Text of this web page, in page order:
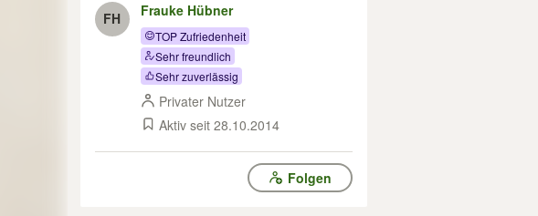
FH Frauke Hübner
TOP Zufriedenheit
Sehr freundlich
Sehr zuverlässig
Privater Nutzer
Aktiv seit 28.10.2014
Folgen